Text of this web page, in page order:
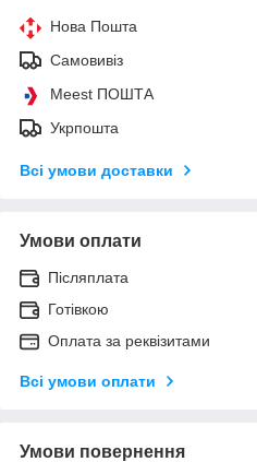
Нова Пошта
Самовивіз
Meest ПОШТА
Укрпошта
Всі умови доставки
Умови оплати
Післяплата
Готівкою
Оплата за реквізитами
Всі умови оплати
Умови повернення